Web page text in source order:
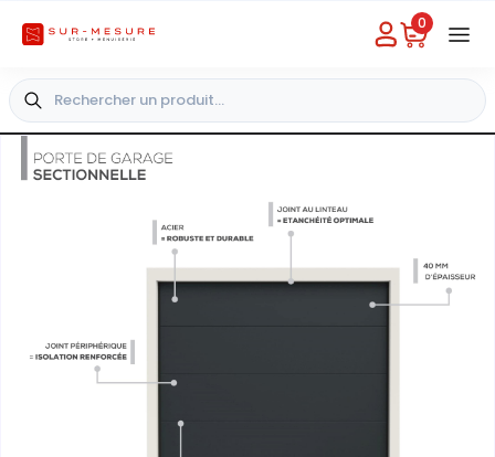
Besoin d'aide
0